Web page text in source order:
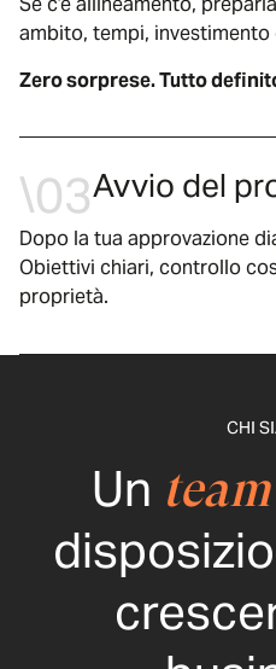
ambito, tempi, investimento
Zero sorprese. Tutto
\03Avvio del
Dopo la tua approvazione
Obiettivi chiari, controllo
proprietà.
CHI
Un